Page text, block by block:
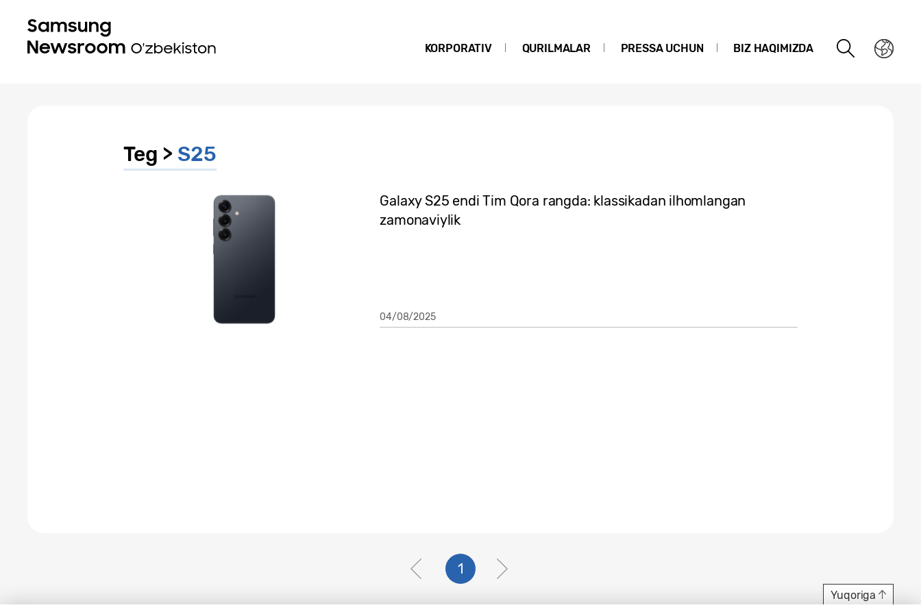
KORPORATIV QURILMALAR PRESSA UCHUN BIZ HAQIMIZDA
Teg > S25
Galaxy S25 endi Tim Qora rangda: klassikadan ilhomlangan
zamonaviylik
04/08/2025
1
Yuqoriga